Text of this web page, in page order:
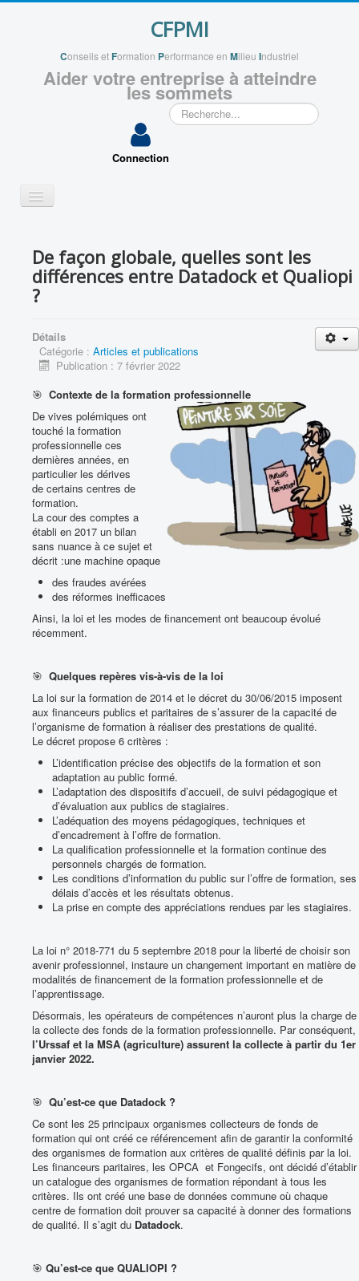
CFPMI
Conseils etFormation Performance en Milieu Industriel
Aider votre entreprise à atteindre
les sommets
Rechercher
Connection
Basculer
la
VOS PROJETS
APPLICATIONS
ENSEIGNEMENTS
PUBLICATIONS
PRODUITS & SERVICES ASSOCIES
Vous êtes ici : Accueil
QUI SOMMES NOUS ?
Articles et publications
De façon globale, quelles sont les différences entre Datadock et
Qualiopi ?
De façon globale, quelles sont les
différences entre Datadock et Qualiopi
?
Détails
Catégorie : Articles et publications
Publication : 7 février 2022
🎯 Contexte de la formation professionnelle
De vives polémiques ont
touché la formation
professionnelle ces
dernières années, en
particulier les dérives
de certains centres de
formation.
La cour des comptes a
établi en 2017 un bilan
sans nuance à ce sujet et
décrit :une machine opaque
des fraudes avérées
des réformes inefficaces
Ainsi, la loi et les modes de financement ont beaucoup évolué
récemment.
🎯 Quelques repères vis-à-vis de la loi
La loi sur la formation de 2014 et le décret du 30/06/2015 imposent
aux financeurs publics et paritaires de s’assurer de la capacité de
l’organisme de formation à réaliser des prestations de qualité.
Le décret propose 6 critères :
L’identification précise des objectifs de la formation et son
adaptation au public formé.
L’adaptation des dispositifs d’accueil, de suivi pédagogique et
d’évaluation aux publics de stagiaires.
L’adéquation des moyens pédagogiques, techniques et
d’encadrement à l’offre de formation.
La qualification professionnelle et la formation continue des
personnels chargés de formation.
Les conditions d’information du public sur l’offre de formation, ses
délais d’accès et les résultats obtenus.
La prise en compte des appréciations rendues par les stagiaires.
La loi n° 2018-771 du 5 septembre 2018 pour la liberté de choisir son
avenir professionnel, instaure un changement important en matière de
modalités de financement de la formation professionnelle et de
l’apprentissage.
Désormais, les opérateurs de compétences n’auront plus la charge de
la collecte des fonds de la formation professionnelle. Par conséquent,
l’Urssaf et la MSA (agriculture) assurent la collecte à partir du 1er
janvier 2022.
🎯 Qu’est-ce que Datadock ?
Ce sont les 25 principaux organismes collecteurs de fonds de
formation qui ont créé ce référencement afin de garantir la conformité
des organismes de formation aux critères de qualité définis par la loi.
Les financeurs paritaires, les OPCA et Fongecifs, ont décidé d’établir
un catalogue des organismes de formation répondant à tous les
critères. Ils ont créé une base de données commune où chaque
centre de formation doit prouver sa capacité à donner des formations
de qualité. Il s’agit du Datadock.
🎯 Qu’est-ce que QUALIOPI ?